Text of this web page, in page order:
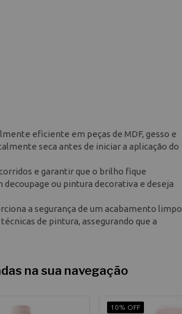
eficiente em peças de MDF, gesso e
seca antes de iniciar a aplicação do
e garantir que o brilho fique
ou pintura decorativa e deseja
a segurança de um acabamento limpo
de pintura, assegurando que a
na sua navegação
10% OFF